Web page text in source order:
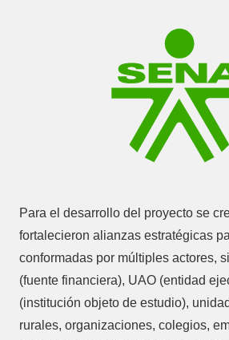
Para el desarrollo del proyecto se
fortalecieron alianzas estratégicas
conformadas por múltiples actores,
(fuente financiera), UAO (entidad
(institución objeto de estudio),
rurales, organizaciones, colegios,